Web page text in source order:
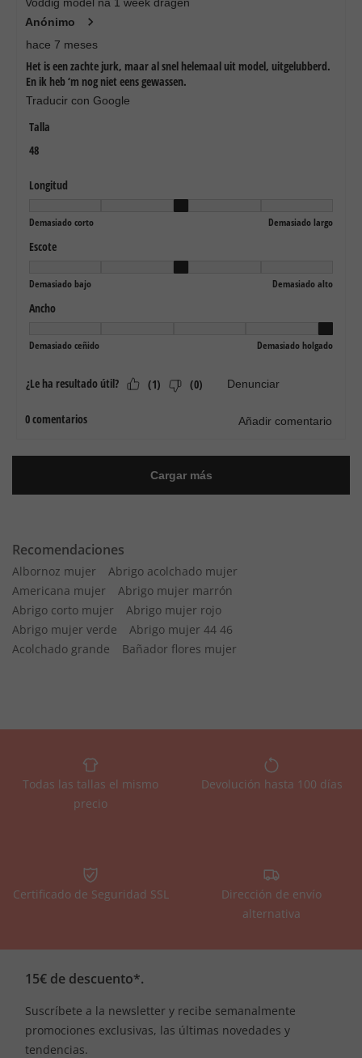
Recomendaciones
Albornoz mujer
Abrigo acolchado mujer
Americana mujer
Abrigo mujer marrón
Abrigo corto mujer
Abrigo mujer rojo
Abrigo mujer verde
Abrigo mujer 44 46
Acolchado grande
Bañador flores mujer
Todas las tallas el mismo
precio
Devolución hasta 100 días
Certificado de Seguridad SSL
Dirección de envío
alternativa
15€ de descuento*.
Suscríbete a la newsletter y recibe semanalmente
promociones exclusivas, las últimas novedades y
tendencias.